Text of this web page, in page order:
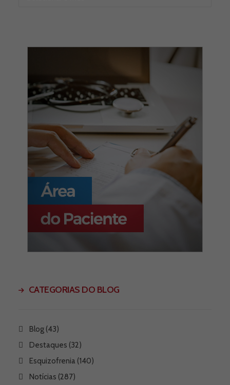
CATEGORIAS DO BLOG
Blog (43)
Destaques (32)
Esquizofrenia (140)
Notícias (287)